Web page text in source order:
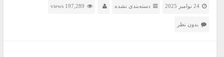
24 نوامبر 2025 دسته‌بندی نشده 197,289 views
بدون نظر